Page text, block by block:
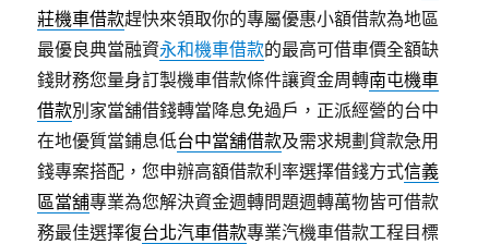
莊機車借款趕快來領取你的專屬優惠小額借款為地區
最優良典當融資永和機車借款的最高可借車價全額缺
錢財務您量身訂製機車借款條件讓資金周轉南屯機車
借款別家當舖借錢轉當降息免過戶，正派經營的台中
在地優質當鋪息低台中當舖借款及需求規劃貸款急用
錢專案搭配，您申辦高額借款利率選擇借錢方式信義
區當舖專業為您解決資金週轉問題週轉萬物皆可借款
務最佳選擇復台北汽車借款專業汽機車借款工程目標